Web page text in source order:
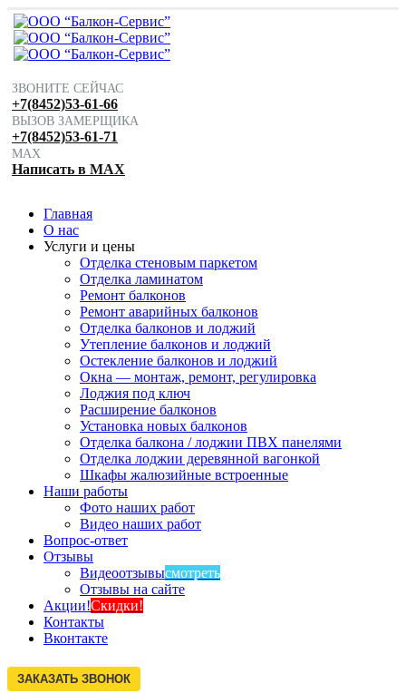
ЗВОНИТЕ СЕЙЧАС
+7(8452)53-61-66
ВЫЗОВ ЗАМЕРЩИКА
+7(8452)53-61-71
MAX
Написать в MAX
Главная
О нас
Услуги и цены
Отделка стеновым паркетом
Отделка ламинатом
Ремонт балконов
Ремонт аварийных балконов
Отделка балконов и лоджий
Утепление балконов и лоджий
Остекление балконов и лоджий
Окна — монтаж, ремонт, регулировка
Лоджия под ключ
Расширение балконов
Установка новых балконов
Отделка балкона / лоджии ПВХ панелями
Отделка лоджии деревянной вагонкой
Шкафы жалюзийные встроенные
Наши работы
Фото наших работ
Видео наших работ
Вопрос-ответ
Отзывы
Видеоотзывысмотреть
Отзывы на сайте
Акции!Скидки!
Контакты
Вконтакте